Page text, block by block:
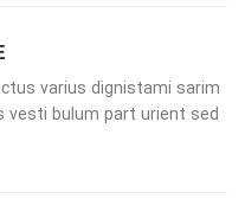
varius dignistami sarim
vesti bulum part urient sed